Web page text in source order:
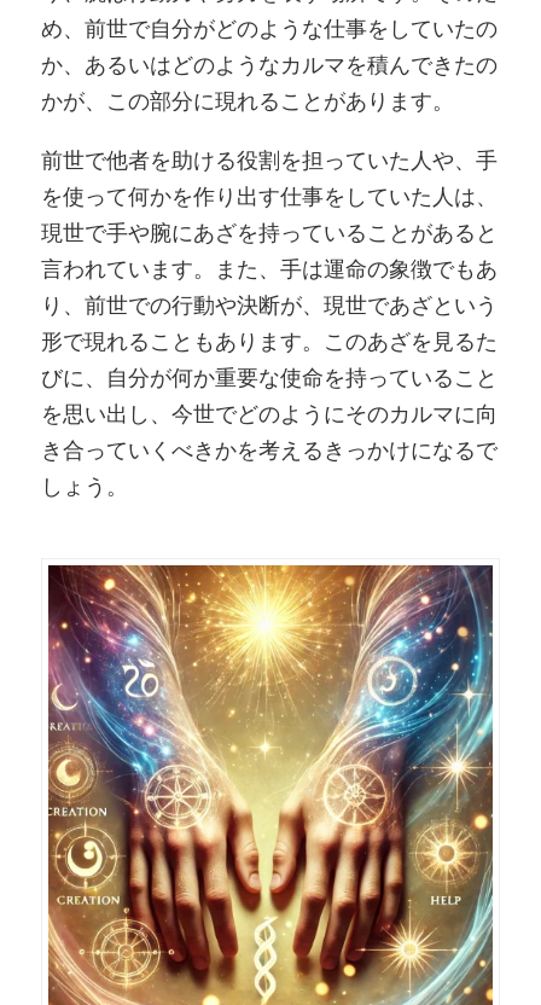
め、前世で自分がどのような仕事をしていたの
か、あるいはどのようなカルマを積んできたの
かが、この部分に現れることがあります。
前世で他者を助ける役割を担っていた人や、手
を使って何かを作り出す仕事をしていた人は、
現世で手や腕にあざを持っていることがあると
言われています。また、手は運命の象徴でもあ
り、前世での行動や決断が、現世であざという
形で現れることもあります。このあざを見るた
びに、自分が何か重要な使命を持っていること
を思い出し、今世でどのようにそのカルマに向
き合っていくべきかを考えるきっかけになるで
しょう。